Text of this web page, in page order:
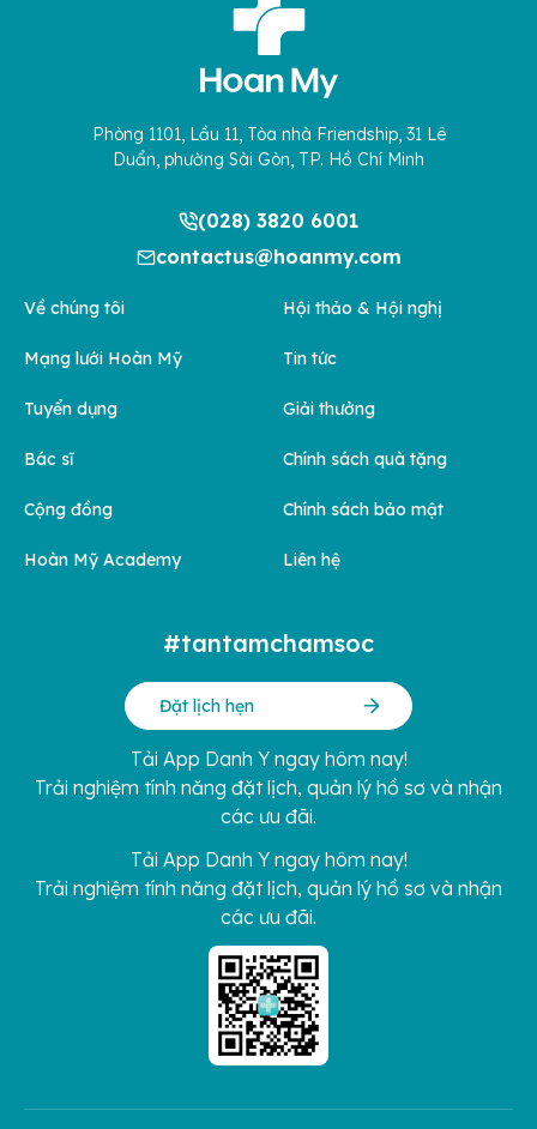
Phòng 1101, Lầu 11, Tòa nhà Friendship, 31 Lê
Duẩn, phường Sài Gòn, TP. Hồ Chí Minh
(028) 3820 6001
contactus@hoanmy.com
Về chúng tôi
Mạng lưới Hoàn Mỹ
Tuyển dụng
Bác sĩ
Cộng đồng
Hoàn Mỹ Academy
Hội thảo & Hội nghị
Tin tức
Giải thưởng
Chính sách quà tặng
Chính sách bảo mật
Liên hệ
#tantamchamsoc
Đặt lịch hẹn
Tải App Danh Y ngay hôm nay!
Trải nghiệm tính năng đặt lịch, quản lý hồ sơ và nhận
các ưu đãi.
Tải App Danh Y ngay hôm nay!
Trải nghiệm tính năng đặt lịch, quản lý hồ sơ và nhận
các ưu đãi.